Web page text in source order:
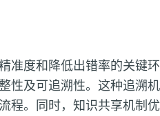
准度和降低出错率的关键
及可追溯性。这种追溯
。同时，知识共享机制